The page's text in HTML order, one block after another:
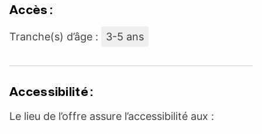
Accès :
Tranche(s) d’âge : 3-5 ans
Accessibilité :
Le lieu de l’offre assure l’accessibilité aux :